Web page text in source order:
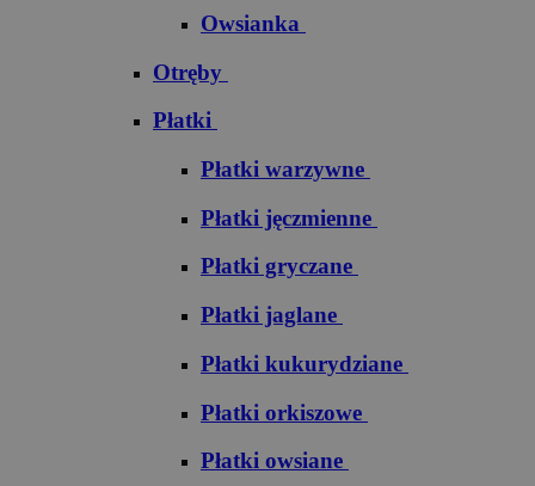
Owsianka
Otręby
Płatki
Płatki warzywne
Płatki jęczmienne
Płatki gryczane
Płatki jaglane
Płatki kukurydziane
Płatki orkiszowe
Płatki owsiane